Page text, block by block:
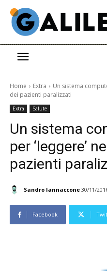
Home Extra
Un sistema
dei pazienti paralizzati
Extra Salute
Un sistema
per ‘leggere’
pazienti
Sandro Iannaccone 30/11/
Facebook